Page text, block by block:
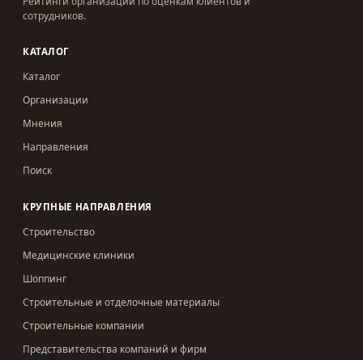
сотрудников.
КАТАЛОГ
Каталог
Организации
Мнения
Направления
Поиск
КРУПНЫЕ НАПРАВЛЕНИЯ
Строительство
Медицинские клиники
Шоппинг
Строительные и отделочные материалы
Строительные компании
Представительства компаний и фирм